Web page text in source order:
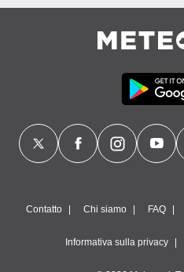
Contatto Chi siamo FAQ
Informativa sulla privacy